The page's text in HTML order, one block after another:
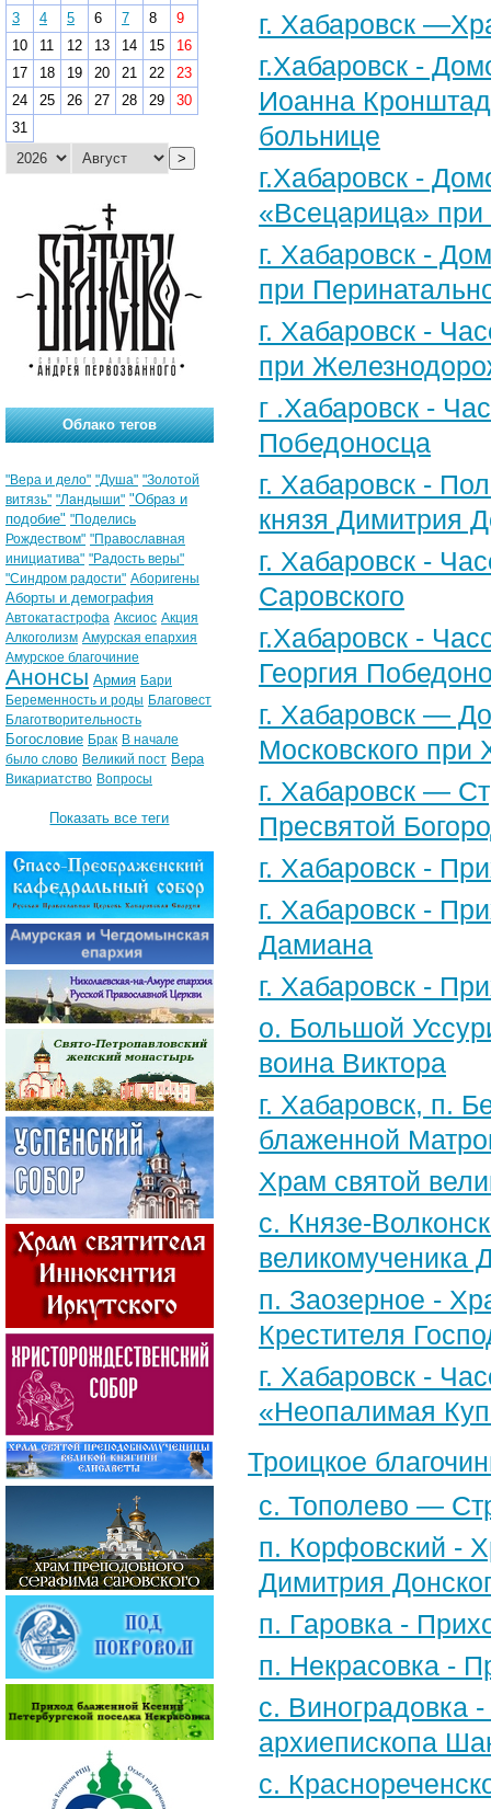
г. Хабаровск
г.Хабаровск -
Иоанна
больнице
г.Хабаровск -
«Всецарица» при
г. Хабаровск -
при
г. Хабаровск -
при
г .Хабаровск -
Победоносца
г. Хабаровск -
князя Димитрия
г. Хабаровск -
Саровского
г.Хабаровск -
Георгия
г. Хабаровск —
Московского при
г. Хабаровск —
Пресвятой
г. Хабаровск -
г. Хабаровск -
Дамиана
г. Хабаровск -
о. Большой
воина Виктора
г. Хабаровск, п.
блаженной
Храм святой
с. Князе-
великомученика
п. Заозерное -
Крестителя
г. Хабаровск -
«Неопалимая
Троицкое
с. Тополево —
п. Корфовский -
Димитрия
п. Гаровка -
п. Некрасовка -
с. Виноградовка
архиепископа
с.
3
4 5 6 7 8
9
10
11 12 13 14 15
16
17
18 19 20 21 22
23
24
25 26 27 28 29
30
31
>
Облако тегов
"Вера и дело" "Душа" "Золотой
витязь" "Ландыши" "Образ и
подобие" "Поделись
Рождеством" "Православная
инициатива" "Радость веры"
"Синдром радости" Аборигены
Аборты и демография
Автокатастрофа Аксиос Акция
Алкоголизм Амурская епархия
Амурское благочиние
Анонсы Армия Бари
Беременность и роды Благовест
Благотворительность
Богословие Брак В начале
было слово Великий пост Вера
Викариатство Вопросы
Показать все теги